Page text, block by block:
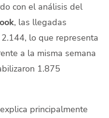
con el análisis del
, las llegadas
lo que representa
a la misma semana
1.875
principalmente